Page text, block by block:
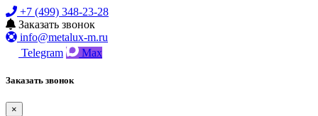
+7 (499) 348-23-28
Заказать звонок
info@metalux-m.ru
Telegram
Max
Заказать звонок
×